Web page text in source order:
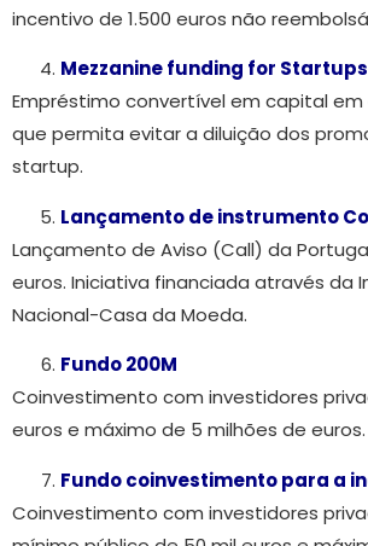
incentivo de 1.500 euros não
Mezzanine funding for Startups
Empréstimo convertível em capital
que permita evitar a diluição dos
startup.
Lançamento de instrumento
Lançamento de Aviso (Call) da
euros. Iniciativa financiada através da
Nacional-Casa da Moeda.
Fundo 200M
Coinvestimento com investidores
euros e máximo de 5 milhões de euros.
Fundo coinvestimento para a
Coinvestimento com investidores